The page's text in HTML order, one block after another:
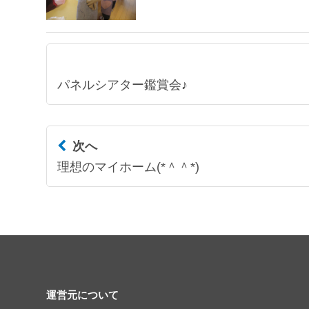
パネルシアター鑑賞会♪
次へ
理想のマイホーム(*＾＾*)
運営元について